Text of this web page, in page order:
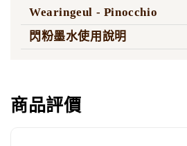
Wearingeul - Pinocchio
閃粉墨水使用說明
商品評價